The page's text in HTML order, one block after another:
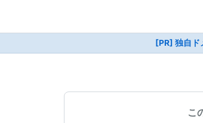
[PR] 独自ド
こ